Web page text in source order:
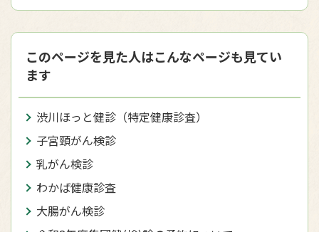
このページを見た人はこんなページも見てい
ます
渋川ほっと健診（特定健康診査）
子宮頸がん検診
乳がん検診
わかば健康診査
大腸がん検診